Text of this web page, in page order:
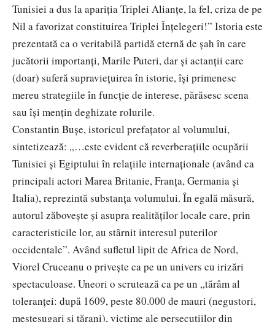
Tunisiei a dus la apariția Triplei Alianțe, la fel, criza de pe
Nil a favorizat constituirea Triplei Înțelegeri!” Istoria este
prezentată ca o veritabilă partidă eternă de șah în care
jucătorii importanți, Marile Puteri, dar și actanții care
(doar) suferă supraviețuirea în istorie, își primenesc
mereu strategiile în funcție de interese, părăsesc scena
sau își mențin deghizate rolurile.
Constantin Bușe, istoricul prefațator al volumului,
sintetizează: „…este evident că reverberațiile ocupării
Tunisiei și Egiptului în relațiile internaționale (având ca
principali actori Marea Britanie, Franța, Germania și
Italia), reprezintă substanța volumului. În egală măsură,
autorul zăbovește și asupra realităților locale care, prin
caracteristicile lor, au stârnit interesul puterilor
occidentale”. Având sufletul lipit de Africa de Nord,
Viorel Cruceanu o privește ca pe un univers cu irizări
spectaculoase. Uneori o scrutează ca pe un „tărâm al
toleranței: după 1609, peste 80.000 de mauri (negustori,
meșteșugari și țărani), victime ale persecuțiilor din